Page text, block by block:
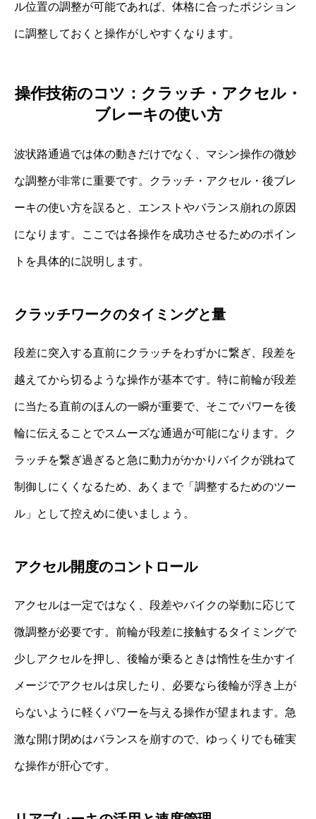
ル位置の調整が可能であれば、体格に合ったポジション
に調整しておくと操作がしやすくなります。
操作技術のコツ：クラッチ・アクセル・
ブレーキの使い方
波状路通過では体の動きだけでなく、マシン操作の微妙
な調整が非常に重要です。クラッチ・アクセル・後ブレ
ーキの使い方を誤ると、エンストやバランス崩れの原因
になります。ここでは各操作を成功させるためのポイン
トを具体的に説明します。
クラッチワークのタイミングと量
段差に突入する直前にクラッチをわずかに繋ぎ、段差を
越えてから切るような操作が基本です。特に前輪が段差
に当たる直前のほんの一瞬が重要で、そこでパワーを後
輪に伝えることでスムーズな通過が可能になります。ク
ラッチを繋ぎ過ぎると急に動力がかかりバイクが跳ねて
制御しにくくなるため、あくまで「調整するためのツー
ル」として控えめに使いましょう。
アクセル開度のコントロール
アクセルは一定ではなく、段差やバイクの挙動に応じて
微調整が必要です。前輪が段差に接触するタイミングで
少しアクセルを押し、後輪が乗るときは惰性を生かすイ
メージでアクセルは戻したり、必要なら後輪が浮き上が
らないように軽くパワーを与える操作が望まれます。急
激な開け閉めはバランスを崩すので、ゆっくりでも確実
な操作が肝心です。